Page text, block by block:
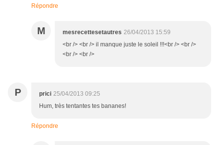
Répondre
M mesrecettesetautres 26/04/2013 15:59
<br /> <br /> il manque juste le soleil !!!<br /> <br />
<br /> <br />
P prici 25/04/2013 09:25
Hum, très tentantes tes bananes!
Répondre